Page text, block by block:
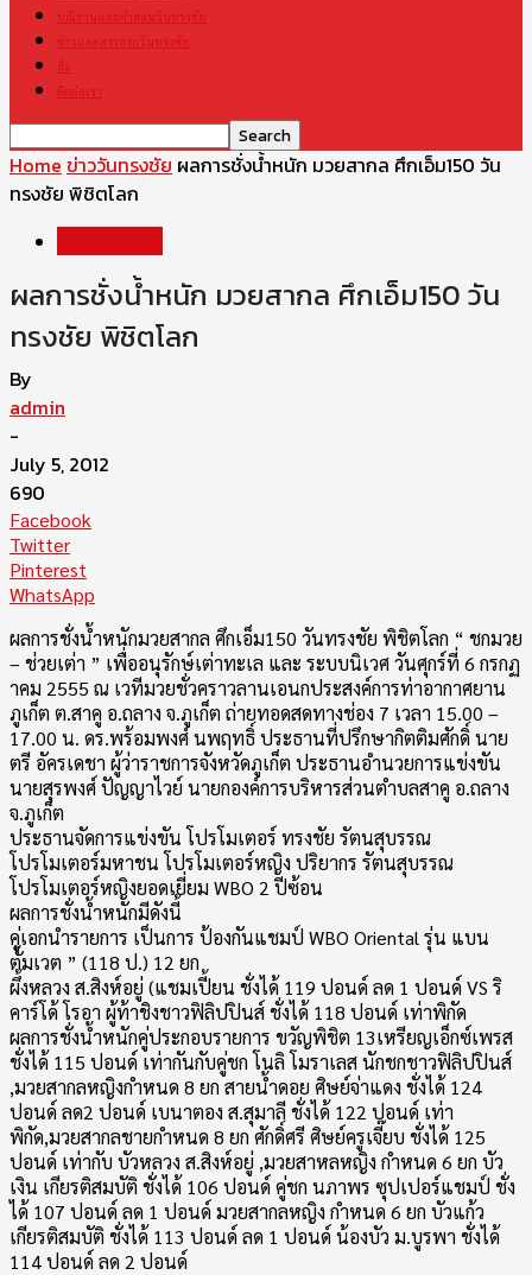
ปณิธานและคำสอนวันทรงชัย
ข่าวและสารจากวันทรงชัย
สื่อ
ติดต่อเรา
Home ข่าววันทรงชัย ผลการชั่งน้ำหนัก มวยสากล ศึกเอ็ม150 วัน
ผลการชั่งน้ำหนัก มวยสากล ศึกเอ็ม150 วัน
By
admin
-
July 5, 2012
690
Facebook
Twitter
Pinterest
WhatsApp
ผลการชั่งน้ำหนักมวยสากล ศึกเอ็ม150 วันทรงชัย พิชิตโลก “ ชกมวย
– ช่วยเต่า ” เพื่ออนุรักษ์เต่าทะเล และ ระบบนิเวศ วันศุกร์ที่ 6 กรกฏ
าคม 2555 ณ เวทีมวยชั่วคราวลานเอนกประสงค์การท่าอากาศยาน
ภูเก็ต ต.สาคู อ.ถลาง จ.ภูเก็ต ถ่ายทอดสดทางช่อง 7 เวลา 15.00 –
17.00 น. ดร.พร้อมพงศ์ นพฤทธิ์ ประธานที่ปรึกษากิตติมศักดิ์ นาย
ตรี อัครเดชา ผู้ว่าราชการจังหวัดภูเก็ต ประธานอำนวยการแข่งขัน
นายสุรพงศ์ ปัญญาไวย์ นายกองค์การบริหารส่วนตำบลสาคู อ.ถลาง
จ.ภูเก็ต
ประธานจัดการแข่งขัน โปรโมเตอร์ ทรงชัย รัตนสุบรรณ
โปรโมเตอร์มหาชน โปรโมเตอร์หญิง ปริยากร รัตนสุบรรณ
โปรโมเตอร์หญิงยอดเยี่ยม WBO 2 ปีซ้อน
ผลการชั่งน้ำหนักมีดังนี้
คู่เอกนำรายการ เป็นการ ป้องกันแชมป์ WBO Oriental รุ่น แบน
ตั้มเวต ” (118 ป.) 12 ยก
ผึ้งหลวง ส.สิงห์อยู่ (แชมเปี้ยน ชั่งได้ 119 ปอนด์ ลด 1 ปอนด์ VS ริ
คาร์โด้ โรอา ผู้ท้าชิงชาวฟิลิปปินส์ ชั่งได้ 118 ปอนด์ เท่าพิกัด
ผลการชั่งน้ำหนักคู่ประกอบรายการ ขวัญพิชิต 13เหรียญเอ็กซ์เพรส
ชั่งได้ 115 ปอนด์ เท่ากันกับคู่ชก โนลิ โมราเลส นักชกชาวฟิลิปปินส์
,มวยสากลหญิงกำหนด 8 ยก สายน้ำดอย ศิษย์จ่าแดง ชั่งได้ 124
ปอนด์ ลด2 ปอนด์ เบนาตอง ส.สุมาลี ชั่งได้ 122 ปอนด์ เท่า
พิกัด,มวยสากลชายกำหนด 8 ยก ศักดิ์ศรี ศิษย์ครูเจี๊ยบ ชั่งได้ 125
ปอนด์ เท่ากับ บัวหลวง ส.สิงห์อยู่ ,มวยสาหลหญิง กำหนด 6 ยก บัว
เงิน เกียรติสมบัติ ชั่งได้ 106 ปอนด์ คู่ชก นภาพร ซุปเปอร์แชมป์ ชั่ง
ได้ 107 ปอนด์ ลด 1 ปอนด์ มวยสากลหญิง กำหนด 6 ยก บัวแก้ว
เกียรติสมบัติ ชั่งได้ 113 ปอนด์ ลด 1 ปอนด์ น้องบัว ม.บูรพา ชั่งได้
114 ปอนด์ ลด 2 ปอนด์